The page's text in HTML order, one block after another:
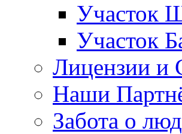
Участок
Участок
Лицензии и
Наши
Забота о